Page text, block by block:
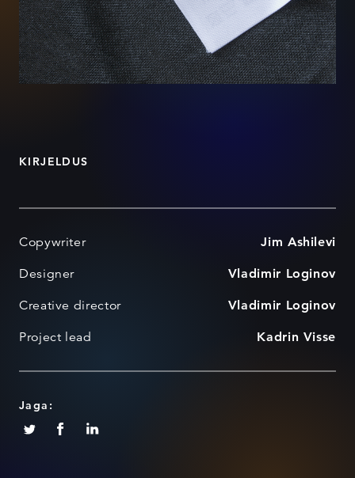
KIRJELDUS
Copywriter Jim Ashilevi
Designer Vladimir Loginov
Creative director Vladimir Loginov
Project lead Kadrin Visse
Jaga: